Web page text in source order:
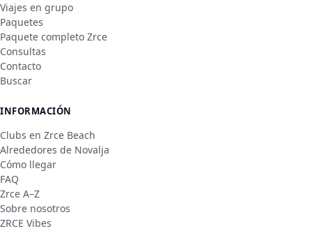
Viajes en grupo
Paquetes
Paquete completo Zrce
Consultas
Contacto
Buscar
INFORMACIÓN
Clubs en Zrce Beach
Alrededores de Novalja
Cómo llegar
FAQ
Zrce A–Z
Sobre nosotros
ZRCE Vibes